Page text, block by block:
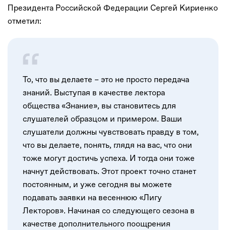
Президента Российской Федерации Сергей Кириенко
отметил:
То, что вы делаете – это не просто передача
знаний. Выступая в качестве лектора
общества «Знание», вы становитесь для
слушателей образцом и примером. Ваши
слушатели должны чувствовать правду в том,
что вы делаете, понять, глядя на вас, что они
тоже могут достичь успеха. И тогда они тоже
начнут действовать. Этот проект точно станет
постоянным, и уже сегодня вы можете
подавать заявки на весеннюю «Лигу
Лекторов». Начиная со следующего сезона в
качестве дополнительного поощрения